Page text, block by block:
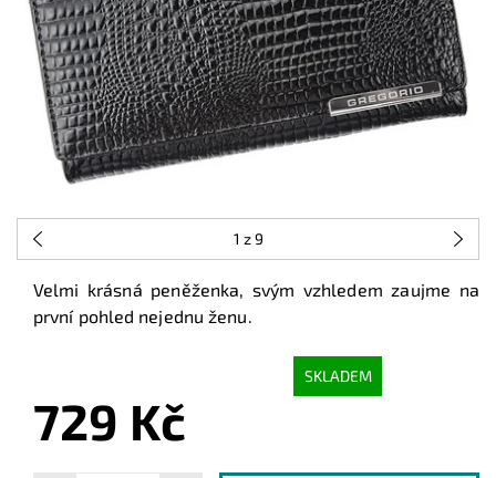
1 z 9
Velmi krásná peněženka, svým vzhledem zaujme na
první pohled nejednu ženu.
SKLADEM
729 Kč